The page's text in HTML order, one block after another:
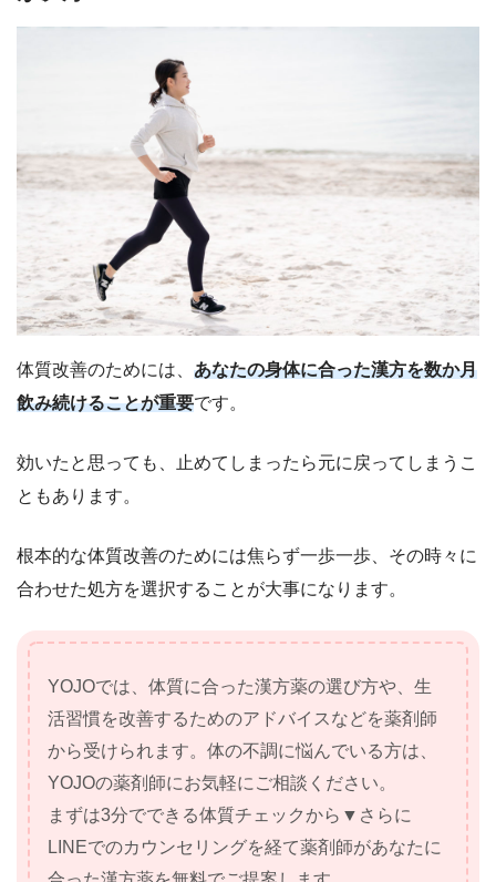
体質改善のためには、 あなたの身体に合った漢方を数か月
飲み続けることが重要です。
効いたと思っても、止めてしまったら元に戻ってしまうこ
ともあります。
根本的な体質改善のためには焦らず一歩一歩、その時々に
合わせた処方を選択することが大事になります。
YOJOでは、体質に合った漢方薬の選び方や、生
活習慣を改善するためのアドバイスなどを薬剤師
から受けられます。体の不調に悩んでいる方は、
YOJOの薬剤師にお気軽にご相談ください。
まずは3分でできる体質チェックから▼さらに
LINEでのカウンセリングを経て薬剤師があなたに